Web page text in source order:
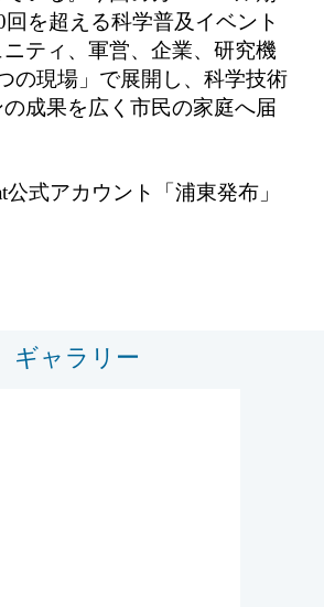
回を超える科学普及イベント
ティ、軍営、企業、研究機
の現場」で展開し、科学技術
成果を広く市民の家庭へ届
公式アカウント「浦東発布」
ギャラリー